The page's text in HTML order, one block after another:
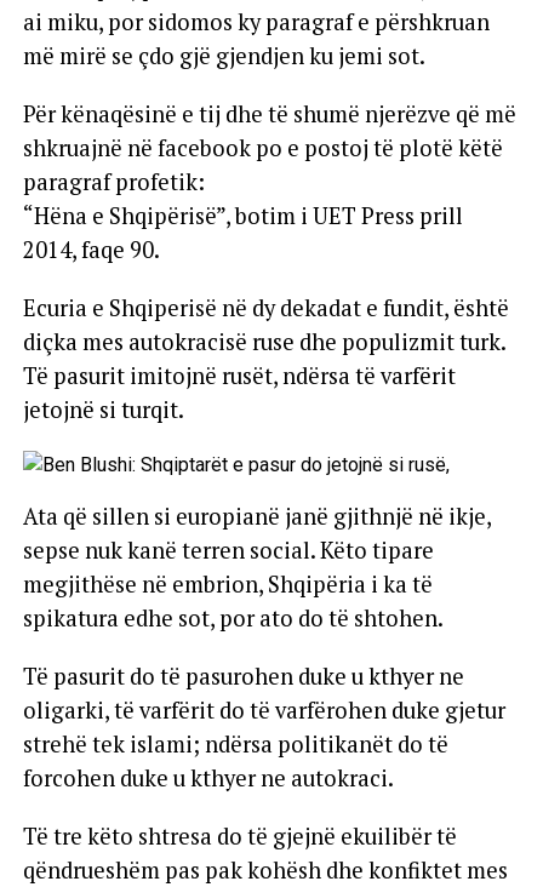
ai miku, por sidomos ky paragraf e përshkruan
më mirë se çdo gjë gjendjen ku jemi sot.
Për kënaqësinë e tij dhe të shumë njerëzve që më
shkruajnë në facebook po e postoj të plotë këtë
paragraf profetik:
“Hëna e Shqipërisë”, botim i UET Press prill
2014, faqe 90.
Ecuria e Shqiperisë në dy dekadat e fundit, është
diçka mes autokracisë ruse dhe populizmit turk.
Të pasurit imitojnë rusët, ndërsa të varfërit
jetojnë si turqit.
Ata që sillen si europianë janë gjithnjë në ikje,
sepse nuk kanë terren social. Këto tipare
megjithëse në embrion, Shqipëria i ka të
spikatura edhe sot, por ato do të shtohen.
Të pasurit do të pasurohen duke u kthyer ne
oligarki, të varfërit do të varfërohen duke gjetur
strehë tek islami; ndërsa politikanët do të
forcohen duke u kthyer ne autokraci.
Të tre këto shtresa do të gjejnë ekuilibër të
qëndrueshëm pas pak kohësh dhe konfiktet mes